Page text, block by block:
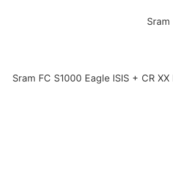
Sram
Sram FC S1000 Eagle ISIS + CR